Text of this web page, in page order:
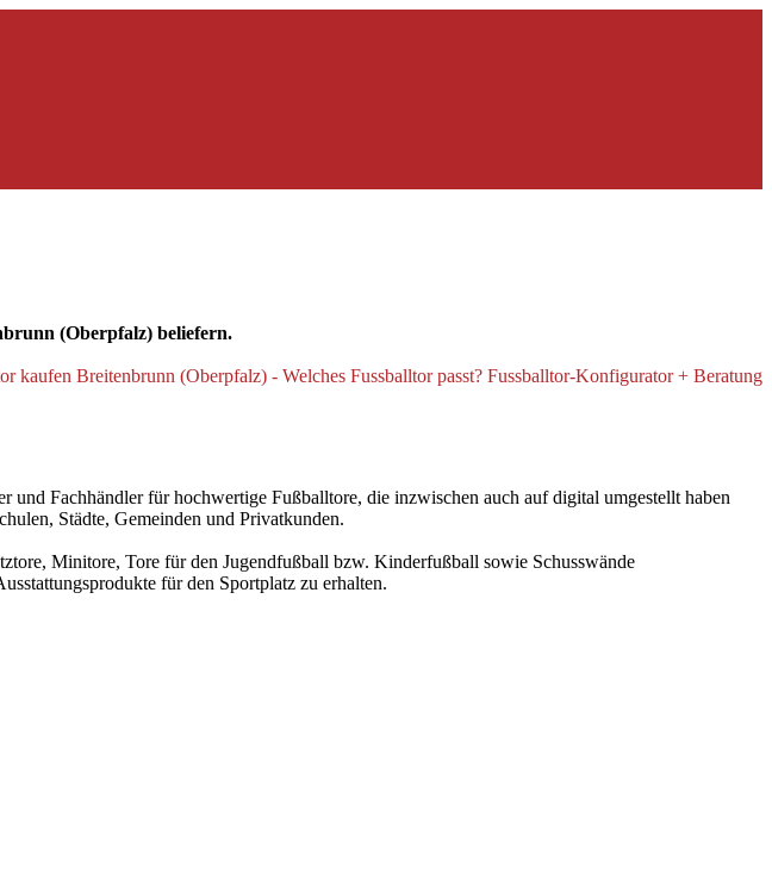
(Oberpfalz) beliefern.
Fachhändler für hochwertige Fußballtore, die inzwischen auch auf digital umgestellt haben
Städte, Gemeinden und Privatkunden.
Minitore, Tore für den Jugendfußball bzw. Kinderfußball sowie Schusswände
für den Sportplatz zu erhalten.